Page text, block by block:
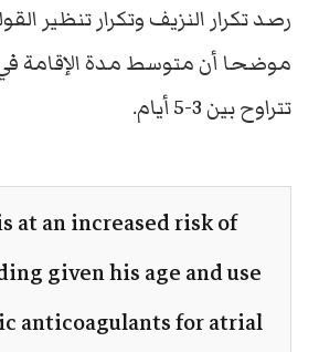
رصد تكرار النزيف وتكرار تنظير
موضحا أن متوسط مدة الإقامة
تتراوح بين 3-5 أيام.
at an increased risk of
given his age and use
anticoagulants for atrial